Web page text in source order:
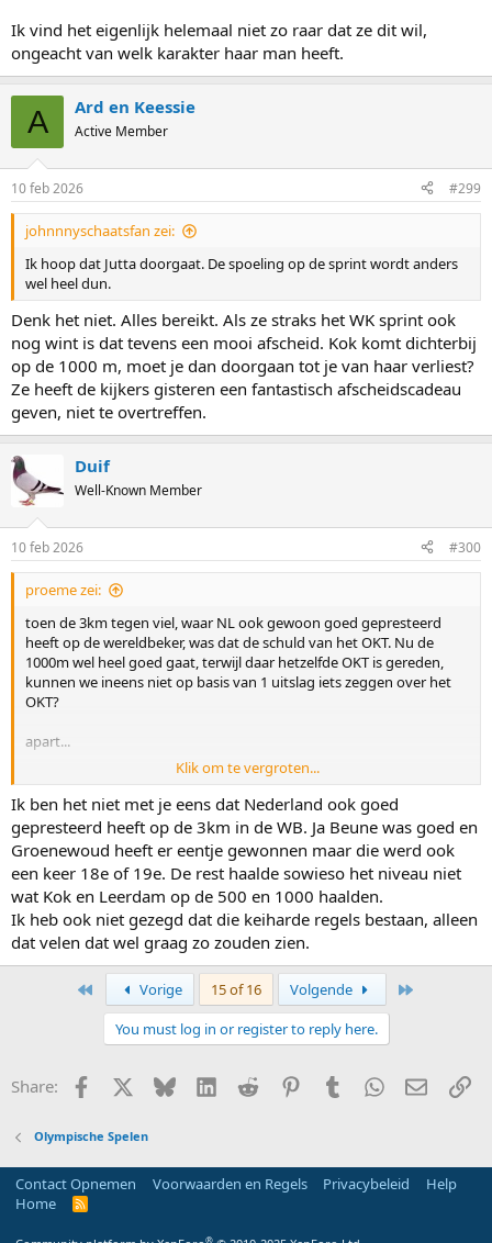
Ik vind het eigenlijk helemaal niet zo raar dat ze dit wil,
ongeacht van welk karakter haar man heeft.
A Ard en Keessie
Active Member
10 feb 2026 #299
johnnnyschaatsfan zei:
Ik hoop dat Jutta doorgaat. De spoeling op de sprint wordt anders
wel heel dun.
Denk het niet. Alles bereikt. Als ze straks het WK sprint ook
nog wint is dat tevens een mooi afscheid. Kok komt dichterbij
op de 1000 m, moet je dan doorgaan tot je van haar verliest?
Ze heeft de kijkers gisteren een fantastisch afscheidscadeau
geven, niet te overtreffen.
Duif
Well-Known Member
10 feb 2026 #300
proeme zei:
toen de 3km tegen viel, waar NL ook gewoon goed gepresteerd
heeft op de wereldbeker, was dat de schuld van het OKT. Nu de
1000m wel heel goed gaat, terwijl daar hetzelfde OKT is gereden,
kunnen we ineens niet op basis van 1 uitslag iets zeggen over het
OKT?
apart...
Ik ben niet per se voor of tegen het OKT. Ik verbaas me er wel over
hoe snel mensen zijn met oordelen.
Overigens: de "keiharde regels" die jij noemt bestaan helemaal niet.
De OKT-regels bevatten ten eerste een matrix vanwege het
maximum van 9 en ten tweede de mogelijkheid schaatsers aan te
wijzen bij calamiteiten. De aanwijziging is dus keurig volgens de
"keiharde" regels gegaan en "had hier niet mogen starten" geldt
alleen als de selectiecommissie die regels op hele onlogische wijze
Klik om te vergroten...
Ik ben het niet met je eens dat Nederland ook goed
gepresteerd heeft op de 3km in de WB. Ja Beune was goed en
Groenewoud heeft er eentje gewonnen maar die werd ook
een keer 18e of 19e. De rest haalde sowieso het niveau niet
wat Kok en Leerdam op de 500 en 1000 haalden.
Ik heb ook niet gezegd dat die keiharde regels bestaan, alleen
dat velen dat wel graag zo zouden zien.
Vorige 15 of 16 Volgende
You must log in or register to reply here.
Share: Facebook Bluesky LinkedInReddit PinterestTumblrWhatsApp
E-mail
Olympische Spelen
Contact Opnemen Voorwaarden en Regels Privacybeleid
Help
Home
R